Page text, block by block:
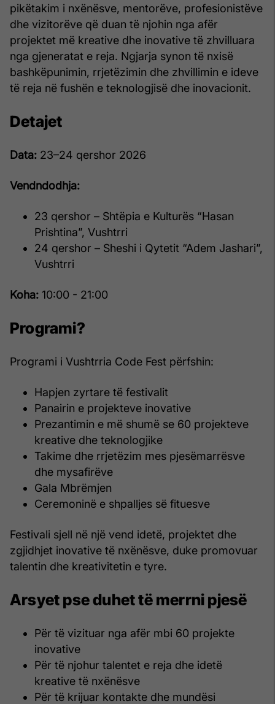
pikëtakim i nxënësve, mentorëve, profesionistëve
dhe vizitorëve që duan të njohin nga afër
projektet më kreative dhe inovative të zhvilluara
nga gjeneratat e reja. Ngjarja synon të nxisë
bashkëpunimin, rrjetëzimin dhe zhvillimin e ideve
të reja në fushën e teknologjisë dhe inovacionit.
Detajet
Data: 23–24 qershor 2026
Vendndodhja:
23 qershor – Shtëpia e Kulturës “Hasan
Prishtina”, Vushtrri
24 qershor – Sheshi i Qytetit “Adem Jashari”,
Vushtrri
Koha: 10:00 - 21:00
Programi?
Programi i Vushtrria Code Fest përfshin:
Hapjen zyrtare të festivalit
Panairin e projekteve inovative
Prezantimin e më shumë se 60 projekteve
kreative dhe teknologjike
Takime dhe rrjetëzim mes pjesëmarrësve
dhe mysafirëve
Gala Mbrëmjen
Ceremoninë e shpalljes së fituesve
Festivali sjell në një vend idetë, projektet dhe
zgjidhjet inovative të nxënësve, duke promovuar
talentin dhe kreativitetin e tyre.
Arsyet pse duhet të merrni pjesë
Për të vizituar nga afër mbi 60 projekte
inovative
Për të njohur talentet e reja dhe idetë
kreative të nxënësve
Për të krijuar kontakte dhe mundësi